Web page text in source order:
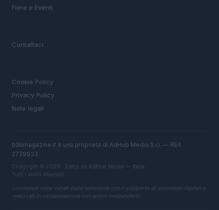
Fiere e Eventi
Contattaci
Cookie Policy
Privacy Policy
Note legali
b2bmagazine.it è una proprietà di AdHub Media S.r.l. — REA
2729933
Copyright © 2026 · Edito da AdHub Media — Italia
Tutti i diritti riservati
I contenuti sono curati dalla redazione con il supporto di strumenti digitali e
realizzati in collaborazione con autori indipendenti.